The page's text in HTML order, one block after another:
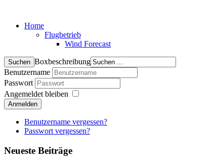
Home
Flugbetrieb
Wind Forecast
Boxbeschreibung
Benutzername
Passwort
Angemeldet bleiben
Anmelden
Benutzername vergessen?
Passwort vergessen?
Neueste Beiträge